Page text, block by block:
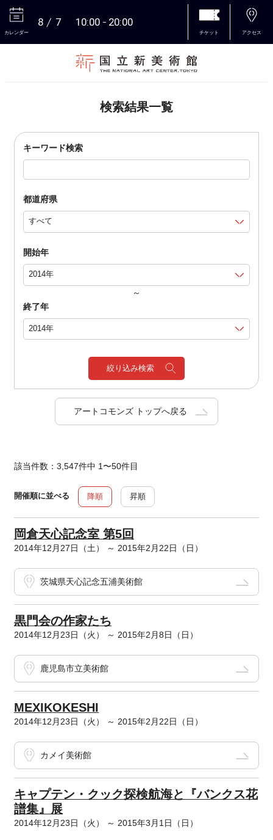
カレンダー
8 7 10:00 20:00
チケット アクセス
検索結果一覧
キーワード検索
都道府県
開始年
～
終了年
絞り込み検索
アートコモンズ トップへ戻る
該当件数：3,547件中 1〜50件目
開催順に並べる 降順 昇順
岡倉天心記念室 第5回
2014年12月27日（土） ～ 2015年2月22日（日）
茨城県天心記念五浦美術館
黒門会の作家たち
2014年12月23日（火） ～ 2015年2月8日（日）
鹿児島市立美術館
MEXIKOKESHI
2014年12月23日（火） ～ 2015年2月22日（日）
カメイ美術館
キャプテン・クック探検航海と『バンクス花
譜集』展
2014年12月23日（火） ～ 2015年3月1日（日）